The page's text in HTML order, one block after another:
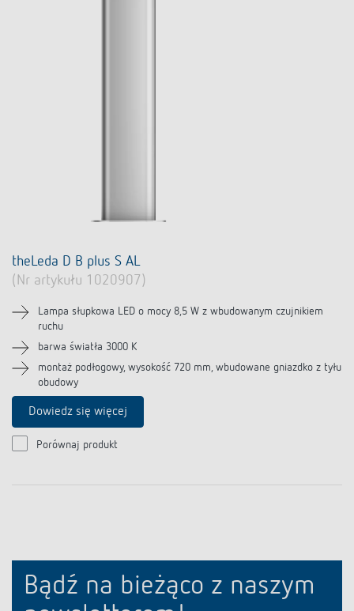
theLeda D B plus S AL
(Nr artykułu 1020907)
Lampa słupkowa LED o mocy 8,5 W z wbudowanym czujnikiem
ruchu
barwa światła 3000 K
montaż podłogowy, wysokość 720 mm, wbudowane gniazdko z tyłu
obudowy
Dowiedz się więcej
Porównaj produkt
Bądź na bieżąco z naszym